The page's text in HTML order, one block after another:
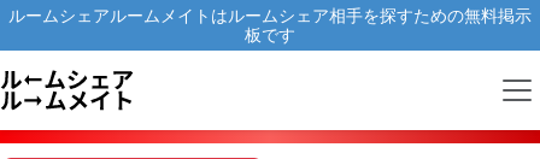
ルームシェアルームメイトはルームシェア相手を探すための無料掲示
板です